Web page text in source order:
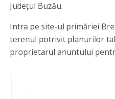
Județul Buzău.
Intra pe site-ul primăriei
terenul potrivit planurilor
proprietarul anuntului